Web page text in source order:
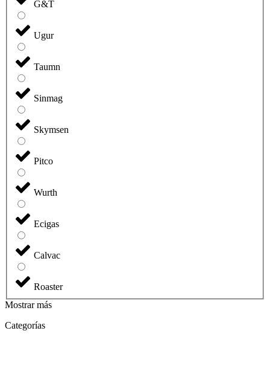
G&T
Ugur
Taumn
Sinmag
Skymsen
Pitco
Wurth
Ecigas
Calvac
Roaster
Mostrar más
Categorías